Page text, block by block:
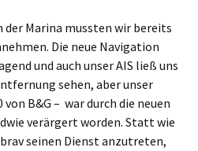
der Marina mussten wir bereits
Die neue Navigation
und auch unser AIS ließ uns
sehen, aber unser
B&G – war durch die neuen
verärgert worden. Statt wie
seinen Dienst anzutreten,